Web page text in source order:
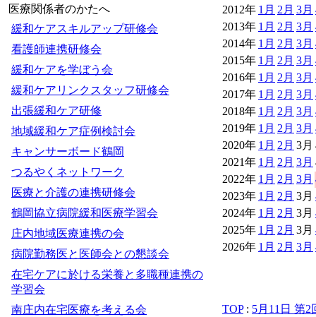
医療関係者のかたへ
緩和ケアスキルアップ研修会
看護師連携研修会
緩和ケアを学ぼう会
緩和ケアリンクスタッフ研修会
出張緩和ケア研修
地域緩和ケア症例検討会
キャンサーボード鶴岡
つるやくネットワーク
医療と介護の連携研修会
鶴岡協立病院緩和医療学習会
庄内地域医療連携の会
病院勤務医と医師会との懇談会
在宅ケアに於ける栄養と多職種連携の
学習会
南庄内在宅医療を考える会
2012年 1月 2月 3月
2013年 1月 2月 3月
2014年 1月 2月 3月
2015年 1月 2月 3月
2016年 1月 2月 3月
2017年 1月 2月 3月
2018年 1月 2月 3月
2019年 1月 2月 3月
2020年 1月 2月 3月
2021年 1月 2月 3月
2022年 1月 2月 3月
2023年 1月 2月 3月
2024年 1月 2月 3月
2025年 1月 2月 3月
2026年 1月 2月 3月
TOP: 5月11日 第